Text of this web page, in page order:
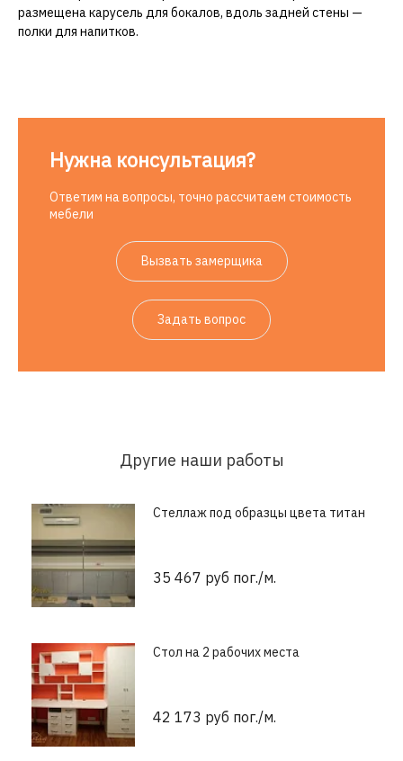
размещена карусель для бокалов, вдоль задней стены —
полки для напитков.
Нужна консультация?
Ответим на вопросы, точно рассчитаем стоимость
мебели
Вызвать замерщика
Задать вопрос
Другие наши работы
Стеллаж под образцы цвета титан
35 467 руб пог./м.
Стол на 2 рабочих места
42 173 руб пог./м.